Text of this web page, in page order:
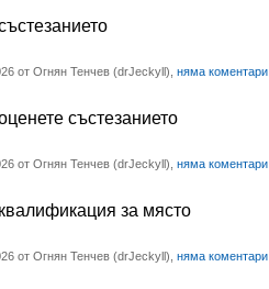
от Огнян Тенчев (drJeckyll), няма коментари
състезанието
от Огнян Тенчев (drJeckyll), няма коментари
за място
от Огнян Тенчев (drJeckyll), няма коментари